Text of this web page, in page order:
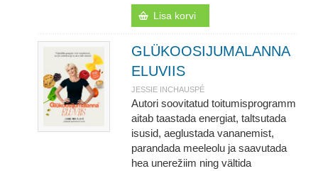
Lisa korvi
GLÜKOOSIJUMALANNA
ELUVIIS
JESSIE INCHAUSPÉ
Autori soovitatud toitumisprogramm
aitab taastada energiat, taltsutada
isusid, aeglustada vananemist,
parandada meeleolu ja saavutada
hea unerežiim ning vältida